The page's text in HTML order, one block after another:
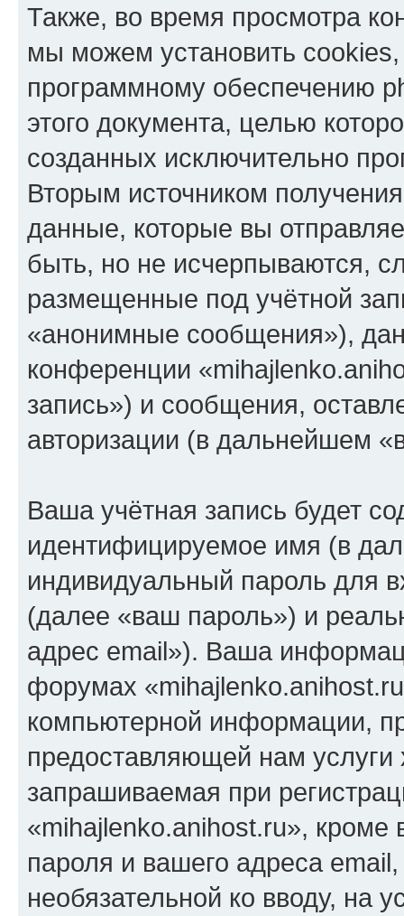
Также, во время просмотра
мы можем установить
программному обеспечению
этого документа, целью
созданных исключительно
Вторым источником
данные, которые вы
быть, но не исчерпываются,
размещенные под учётной
«анонимные сообщения»),
конференции
запись») и сообщения,
авторизации (в дальнейшем
Ваша учётная запись будет
идентифицируемое имя (в
индивидуальный пароль для
(далее «ваш пароль») и
адрес email»). Ваша
форумах
компьютерной информации,
предоставляющей нам
запрашиваемая при
«mihajlenko.anihost.ru», кроме
пароля и вашего адреса
необязательной ко вводу, на